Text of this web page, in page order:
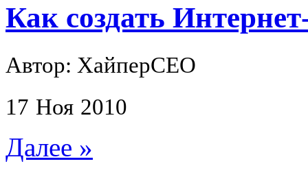
Как создать
Автор: ХайперСЕО
17 Ноя 2010
Далее »